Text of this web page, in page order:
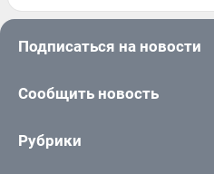
Подписаться на новости
Сообщить новость
Рубрики